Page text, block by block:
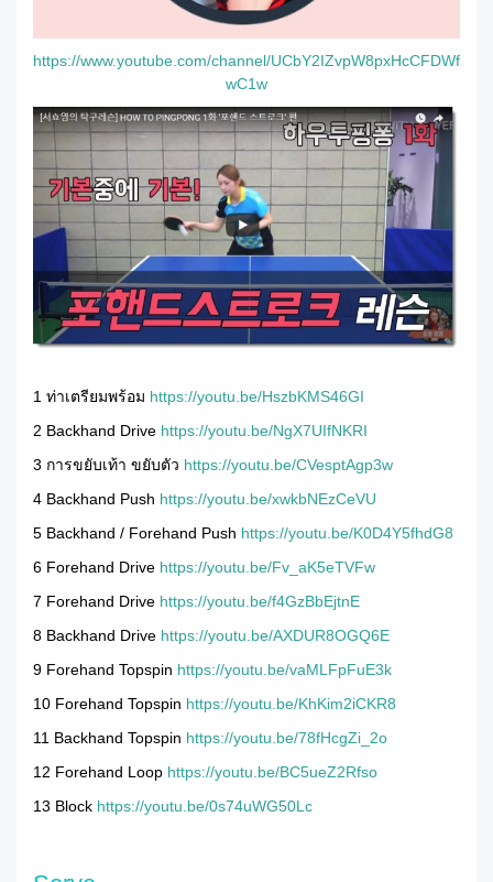
https://www.youtube.com/channel/UCbY2IZvpW8pxHcCFDWf
wC1w
1 ท่าเตรียมพร้อม https://youtu.be/HszbKMS46GI
2 Backhand Drive https://youtu.be/NgX7UIfNKRI
3 การขยับเท้า ขยับตัว https://youtu.be/CVesptAgp3w
4 Backhand Push https://youtu.be/xwkbNEzCeVU
5 Backhand / Forehand Push https://youtu.be/K0D4Y5fhdG8
6 Forehand Drive https://youtu.be/Fv_aK5eTVFw
7 Forehand Drive https://youtu.be/f4GzBbEjtnE
8 Backhand Drive https://youtu.be/AXDUR8OGQ6E
9 Forehand Topspin https://youtu.be/vaMLFpFuE3k
10 Forehand Topspin https://youtu.be/KhKim2iCKR8
11 Backhand Topspin https://youtu.be/78fHcgZi_2o
12 Forehand Loop https://youtu.be/BC5ueZ2Rfso
13 Block https://youtu.be/0s74uWG50Lc